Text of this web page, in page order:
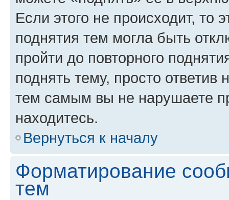
Если этого не происходит, то
поднятия тем могла быть
пройти до повторного
поднять тему, просто ответив
тем самым вы не нарушаете
находитесь.
Вернуться к началу
Форматирование
тем